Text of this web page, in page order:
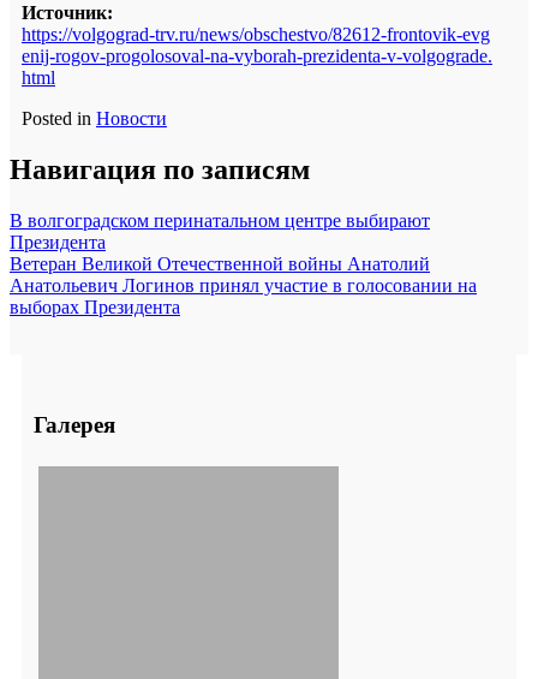
Источник:
https://volgograd-trv.ru/news/obschestvo/82612-frontovik-evg
enij-rogov-progolosoval-na-vyborah-prezidenta-v-volgograde.
html
Posted in Новости
Навигация по записям
В волгоградском перинатальном центре выбирают
Президента
Ветеран Великой Отечественной войны Анатолий
Анатольевич Логинов принял участие в голосовании на
выборах Президента
Галерея